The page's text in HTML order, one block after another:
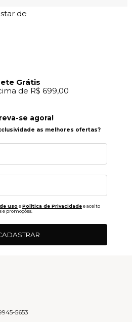
de
Grátis
de R$ 699,00
se agora!
as melhores ofertas?
uso ePolitica de Privacidadee aceito
e promoções.
5653